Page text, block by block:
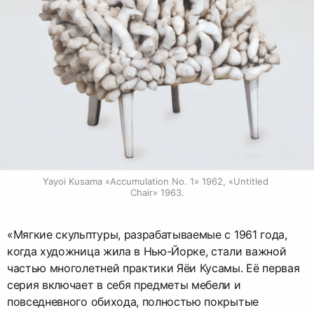
Yayoi Kusama «Accumulation No. 1» 1962, «Untitled
Chair» 1963.
«Мягкие скульптуры, разрабатываемые с 1961 года,
когда художница жила в Нью-Йорке, стали важной
частью многолетней практики Яёи Кусамы. Её первая
серия включает в себя предметы мебели и
повседневного обихода, полностью покрытые